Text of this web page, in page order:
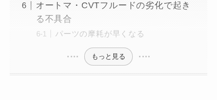
オートマ・CVTフルードの劣化で起き
る不具合
パーツの摩耗が早くなる
もっと見る